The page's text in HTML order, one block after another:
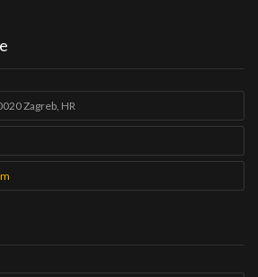
Zagreb, HR